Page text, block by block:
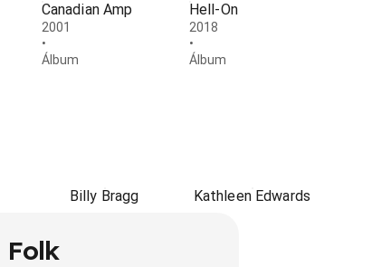
Canadian Amp
2001
•
Álbum
Hell-On
2018
•
Álbum
Billy Bragg Kathleen Edwards
Folk